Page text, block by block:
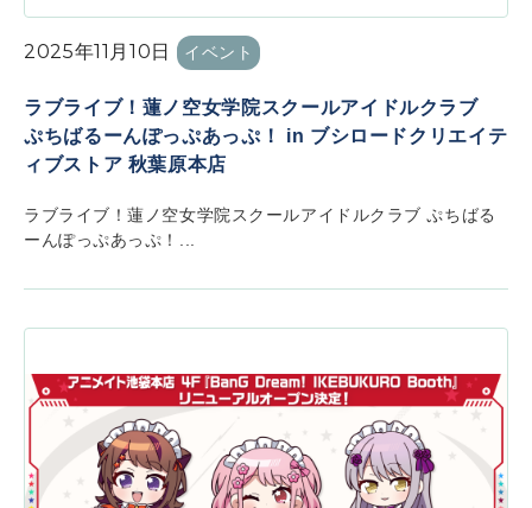
2025年11月10日 イベント
ラブライブ！蓮ノ空女学院スクールアイドルクラブ
ぷちばるーんぽっぷあっぷ！ in ブシロードクリエイテ
ィブストア 秋葉原本店
ラブライブ！蓮ノ空女学院スクールアイドルクラブ ぷちばる
ーんぽっぷあっぷ！...